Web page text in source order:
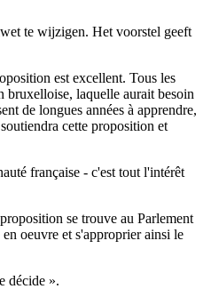
te wijzigen. Het voorstel geeft
est excellent. Tous les
bruxelloise, laquelle aurait besoin
de longues années à apprendre,
cette proposition et
française - c'est tout l'intérêt
se trouve au Parlement
oeuvre et s'approprier ainsi le
décide ».